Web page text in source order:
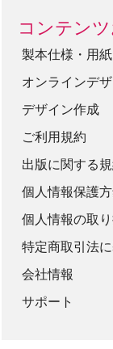
コンテン
製本仕様・用
オンラインデ
デザイン作成
ご利用規約
出版に関する
個人情報保護
個人情報の取
特定商取引法
会社情報
サポート